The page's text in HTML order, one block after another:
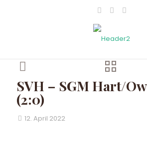
SVH – SGM Hart/
(2:0)
12. April 2022